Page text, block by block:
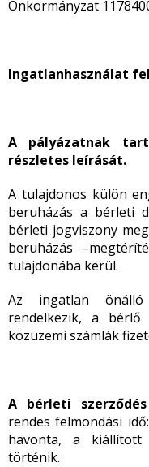
Önkormányzat
Ingatlanhasználat
A pályázatnak
részletes leírását.
A tulajdonos külön
beruházás a bérleti
bérleti jogviszony
beruházás
tulajdonába kerül.
Az ingatlan önálló
rendelkezik, a
közüzemi számlák
A bérleti
rendes felmondási
havonta, a kiállított
történik.